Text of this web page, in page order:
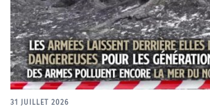
31 JUILLET 2026